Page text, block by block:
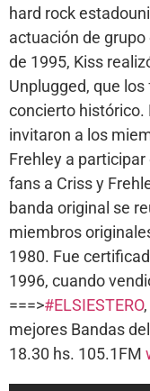
hard rock
actuación de
de 1995, Kiss
Unplugged, que
concierto histórico.
invitaron a los
Frehley a
fans a Criss y
banda original se
miembros
1980. Fue
1996, cuando
===>#ELSIESTERO
mejores Bandas
18.30 hs. 105.1FM